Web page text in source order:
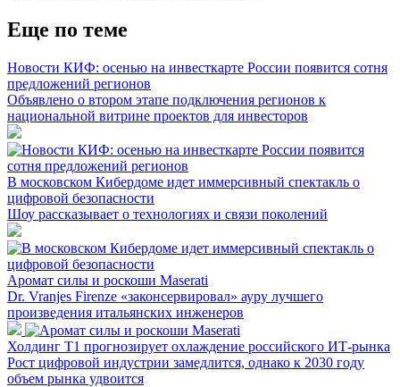
Еще по теме
Новости КИФ: осенью на инвесткарте России появится сотня
предложений регионов
Объявлено о втором этапе подключения регионов к
национальной витрине проектов для инвесторов
В московском Кибердоме идет иммерсивный спектакль о
цифровой безопасности
Шоу рассказывает о технологиях и связи поколений
Аромат силы и роскоши Maserati
Dr. Vranjes Firenze «законсервировал» ауру лучшего
произведения итальянских инженеров
Холдинг Т1 прогнозирует охлаждение российского ИТ-рынка
Рост цифровой индустрии замедлится, однако к 2030 году
объем рынка удвоится